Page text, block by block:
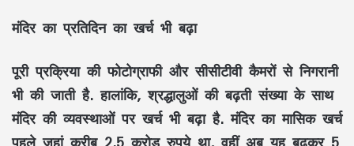
मंदिर का प्रतिदिन का खर्च भी बढ़ा
पूरी प्रक्रिया की फोटोग्राफी और सीसीटीवी कैमरों से निगरानी
भी की जाती है. हालांकि, श्रद्धालुओं की बढ़ती संख्या के साथ
मंदिर की व्यवस्थाओं पर खर्च भी बढ़ा है. मंदिर का मासिक खर्च